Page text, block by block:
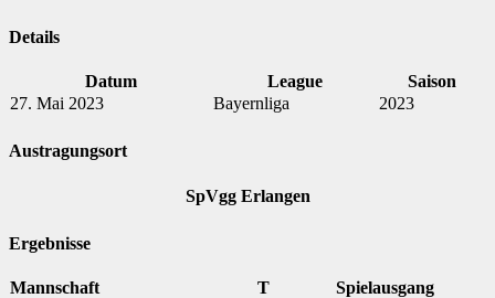
Details
Datum League
Saison
27. Mai 2023
Bayernliga 2023
Austragungsort
SpVgg Erlangen
Ergebnisse
Mannschaft T
Spielausgang